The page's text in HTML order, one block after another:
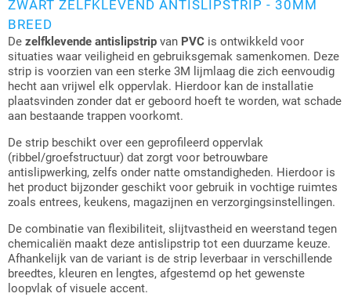
ZWART ZELFKLEVEND ANTISLIPSTRIP - 30MM
BREED
De zelfklevende antislipstrip van PVC is ontwikkeld voor
situaties waar veiligheid en gebruiksgemak samenkomen. Deze
strip is voorzien van een sterke 3M lijmlaag die zich eenvoudig
hecht aan vrijwel elk oppervlak. Hierdoor kan de installatie
plaatsvinden zonder dat er geboord hoeft te worden, wat schade
aan bestaande trappen voorkomt.
De strip beschikt over een geprofileerd oppervlak
(ribbel/groefstructuur) dat zorgt voor betrouwbare
antislipwerking, zelfs onder natte omstandigheden. Hierdoor is
het product bijzonder geschikt voor gebruik in vochtige ruimtes
zoals entrees, keukens, magazijnen en verzorgingsinstellingen.
De combinatie van flexibiliteit, slijtvastheid en weerstand tegen
chemicaliën maakt deze antislipstrip tot een duurzame keuze.
Afhankelijk van de variant is de strip leverbaar in verschillende
breedtes, kleuren en lengtes, afgestemd op het gewenste
loopvlak of visuele accent.